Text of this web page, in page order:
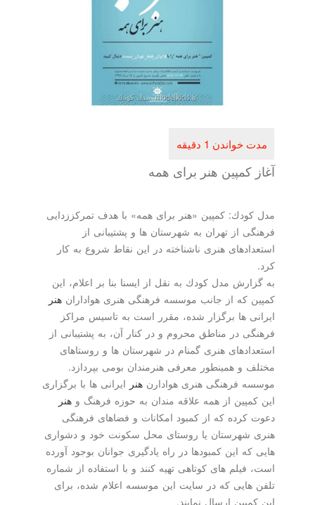
كمپین هنر برای همه
كمپین «هنر برای همه» با هدف تمركززدایی
از تهران به شهرستان ها و پشتیبانی از
هنری ناشناخته در این نقاط شروع به كار
مدل كودك به نقل از ایسنا بنا بر اعلام، این
كه از جانب موسسه فرهنگی هنری هوادارانهنر
ها برگزار شده، مقرر است به تاسیس مراكز
در مناطق محروم و در كنار آن، به پشتیبانی از
هنری گمنام در شهرستان ها و روستاهای
و همینطور معرفی هنرمندان بومی بپردازد.
فرهنگی هنری هوادارن هنر ایرانی ها با برگزاری
از همه علاقه مندان به حوزه فرهنگ وهنر
كه از كمبود امكانات و فضاهای فرهنگی
شهرستان یا روستای محل سكونت خود و دشواری
این كمبودها در راه یادگیری جوانان بوجود آورده
های كوتاهی تهیه كنند و با استفاده از شماره
كه در سایت این موسسه اعلام شده، برای
ارسال نمایند.